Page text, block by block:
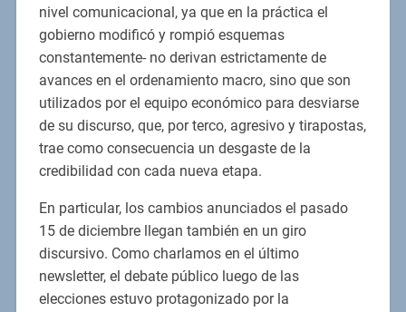
nivel comunicacional, ya que en la práctica el
gobierno modificó y rompió esquemas
constantemente- no derivan estrictamente de
avances en el ordenamiento macro, sino que son
utilizados por el equipo económico para desviarse
de su discurso, que, por terco, agresivo y tirapostas,
trae como consecuencia un desgaste de la
credibilidad con cada nueva etapa.
En particular, los cambios anunciados el pasado
15 de diciembre llegan también en un giro
discursivo. Como charlamos en el último
newsletter, el debate público luego de las
elecciones estuvo protagonizado por la